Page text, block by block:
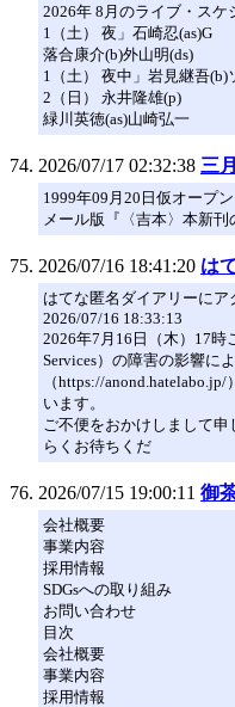
2026年 8月のライブ・スケ
1（土） 夜」石崎忍(as)G
落合康介(b)外山明(ds)
1（土） 夜中」岩見継吾(b)
2（日） 永井隆雄(p)
緑川英徳(as)山崎弘一
2026/07/17 02:32:38 三
1999年09月20日仮オー
メール版『〈吉本〉本新
2026/07/16 18:41:20 は
はてな匿名ダイアリーに
2026/07/16 18:33:13
2026年7月16日（木）17時
Services）の障害の影響に
（https://
います。
ご不便をおかけしまして
らくお待ちくだ
2026/07/15 19:00:11 御
会社概要
事業内容
採用情報
SDGsへの取り組み
お問い合わせ
目次
会社概要
事業内容
採用情報